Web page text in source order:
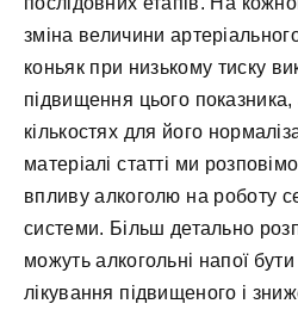
зміна величини
коньяк при низькому тиску
підвищення цього
кількостях для його
матеріалі статті ми
впливу алкоголю на роботу
системи. Більш детально
можуть алкогольні напої
лікування підвищеного і